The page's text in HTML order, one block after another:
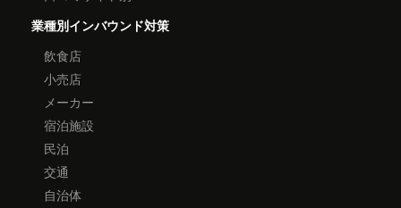
業種別インバウンド対策
飲食店
小売店
メーカー
宿泊施設
民泊
交通
自治体